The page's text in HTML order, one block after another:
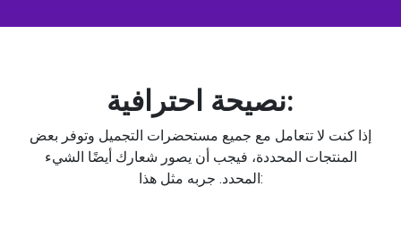
نصيحة احترافية:
إذا كنت لا تتعامل مع جميع مستحضرات التجميل وتوفر بعض
المنتجات المحددة، فيجب أن يصور شعارك أيضًا الشيء
المحدد. جربه مثل هذا: